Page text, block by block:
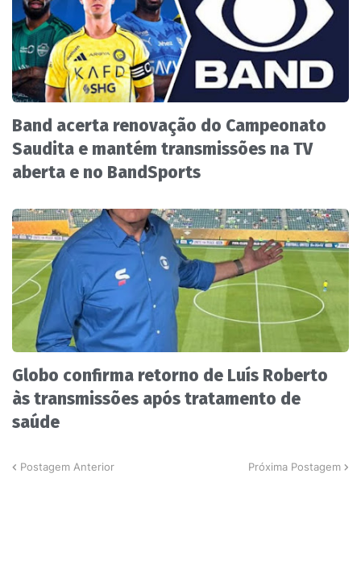
Band acerta renovação do Campeonato
Saudita e mantém transmissões na TV
aberta e no BandSports
Globo confirma retorno de Luís Roberto
às transmissões após tratamento de
saúde
Postagem Anterior Próxima Postagem